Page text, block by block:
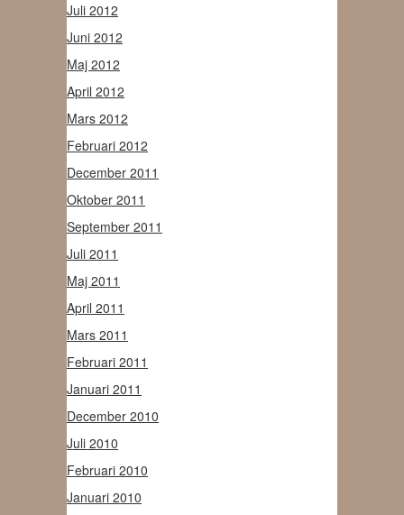
Juli 2012
Juni 2012
Maj 2012
April 2012
Mars 2012
Februari 2012
December 2011
Oktober 2011
September 2011
Juli 2011
Maj 2011
April 2011
Mars 2011
Februari 2011
Januari 2011
December 2010
Juli 2010
Februari 2010
Januari 2010